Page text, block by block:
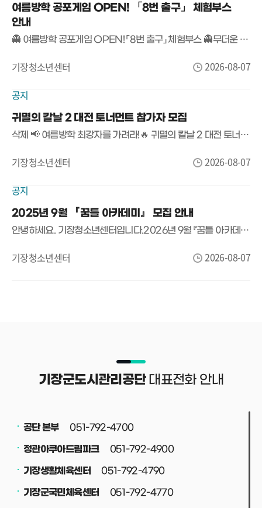
여름방학 공포게임 OPEN! 「8번 출구」 체험부스
안내
👻 여름방학 공포게임 OPEN! 「8번 출구」 체험부스 👻무더운 여름, 등골이 오싹해지는 공포게임에 도전해 보세요!기장청소년센터에서 여름방학 특별 프로그램으로 화제의 공포게임 「8번 출구」 체험부스를 운영합니다.🚪 게임명▶ 「8번 출구」📅 운영기간2026. 8. 7.(금) ~ 8. 8.(토)13:00 ~ 18:00📍 장소기장청소년센터 만남의 장🎮 참가대상기장청소년센터 이용자 누구나🍪 참가혜택참여자 전원 간식 증정!(※ 간식 소진 시 조기 마감)👀 이런 분들께 추천합니다!✔ 공포게임을 좋아하는 사람✔ 친구와 함께 여름방학 추억을 만들고 싶은 사람✔ 「8번 출구」를 직접 플레이해 보고 싶은 사람혼자 도전해도 좋고,친구들과 함께 더욱 짜릿한 시간을 즐겨보세요!📢 참가비 무료!별도 신청 없이 운영시간 내 방문하면 누구나 참여 가능합니다.#기장청소년센터 #여름방학 #슈퍼플레이 #공포게임 #8번출구 #게임체험 #무료체험 #청소년활동 #기장놀거리 #여름방학추천
기장청소년센터 2026-08-07
공지
귀멸의 칼날 2 대전 토너먼트 참가자 모집
삭제 📢 여름방학 최강자를 가려라!🔥 귀멸의 칼날 2 대전 토너먼트 참가자 모집 🔥귀멸의 칼날 팬이라면 놓칠 수 없는 승부!친구들과 함께 최고의 귀살대가 되어 토너먼트 우승에 도전해 보세요! 🎮⚔️🏆 귀멸의 칼날 2 대전 토너먼트📅 일시2026년 8월 20일(목) 15:00 ~ 17:00📍 장소기장청소년센터 회의실👦 참가 대상기장청소년센터 이용 청소년 📝 접수 방법📍 기장청소년센터 내부 현장 접수(접수처 운영)접수 시작 : 2026년 8월 8일(토) 에서 마감시 까지 (선착순 16명 마감!)🎮 진행 방식✔ 플레이스테이션 로컬 대전✔ 1:1 토너먼트 진행※ 참가 인원에 따라 운영 시간이 일부 조정될 수 있습니다.🎁 시상 안내🥇 1등 🥈 2등 🥉 3등, 4등 에게 소정의 상품 (접수시 상품 수요 조사 실시)🎉 참가자 전원에게는 소정의 기념품도 준비되어 있습니다!⚔️ 실력을 겨루고!🎉 친구들과 함께 즐기고!🏆 푸짐한 상품까지!여름방학 최고의 게임 대회, 기장청소년센터에서 함께하세요!🎮 친구와 함께 최강의 자리를 노려라! 💥
기장청소년센터 2026-08-07
공지
2025년 9월 『꿈틀 아카데미』 모집 안내
안녕하세요. 기장청소년센터입니다.2026년 9월 『꿈틀 아카데미』에 참가할 청소년을 모집합니다!♣ 모집기간 : 2026년 8월 8일(토) 10시 ~ 8월 17일(월) 23시 30분♣ 모집대상 : 거주지가 기장군 관내인 청소년♣ 프로그램 참여 연령은 연나이를 기준으로 합니다.★ 신청방법 : 각 프로그램별 기장군도시관리공단 통합예약시스템으로 신청기장군도시관리공단 통합예약시스템기장군도시관리공단 통합예약시스템에 오신것을 환영합니다!regs.gijangcmc.or.kr① 웹사이트 or 앱 다운로드 '기장군도시관리공단 통합예약시스템' 검색② 참가 청소년의 정보로 회원가입 후 로그인 *기존 회원이라면 바로 로그인③ 수강신청 탭에서 시설 '기장청소년센터' 선택 → 대분류 '교육문화사업' 선택→ 중분류 '꿈틀아카데미' 선택 후 조회하기 클릭④ 신청 프로그램 하단 '바로 신청하기' 클릭⑤ 하단에 '신청' 버튼 클릭 → 수강신청 완료!★기장군도시관리공단 통합예약시스템 회원가입시 SMS수신동의 안내- 프로그램 안내 문자는 문자 수신 동의하신 분들께만 발송됩니다. 문자 수신에 동의하지 않으실 경우, 안내 문자가 전달되지 않으니 반드시 확인해주시기 바랍니다.이미 회원가입을 완료하신 분들께서는 수신 동의를 해주시면 감사하겠습니다. <마이페이지 - 내정보관리 - 수신동의(SMS수신)>♣ 모든 프로그램은 선착순 모집입니다.★기장청소년센터는 "매우만족"을 위해 항상 최선을 다하겠습니다.
기장청소년센터 2026-08-07
기장군도시관리공단 대표전화 안내
공단 본부
051-792-4700
정관아쿠아드림파크
051-792-4900
기장생활체육센터
051-792-4790
기장군국민체육센터
051-792-4770